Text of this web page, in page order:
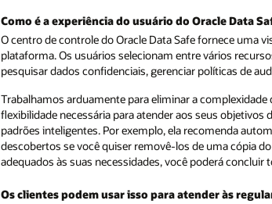
Como é a experiência do usuário do Oracle Data
O centro de controle do Oracle Data Safe fornece uma
plataforma. Os usuários selecionam entre vários
pesquisar dados confidenciais, gerenciar políticas de
Trabalhamos arduamente para eliminar a
flexibilidade necessária para atender aos seus
padrões inteligentes. Por exemplo, ela recomenda
descobertos se você quiser removê-los de uma cópia
adequados às suas necessidades, você poderá
Os clientes podem usar isso para atender às